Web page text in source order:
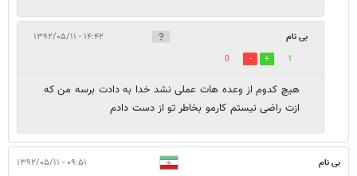
بی نام ۱۴:۴۲ - ۱۳۹۲/۰۵/۱۱
1
0
هیچ کدوم از وعده هات عملی نشد خدا به دادت برسه من که
ازت راضی نیستم کارمو بخاطر تو از دست دادم
بی نام ۰۹:۵۱ - ۱۳۹۲/۰۵/۱۱